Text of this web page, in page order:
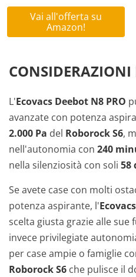
Vai all'offerta su
Amazon!
L'Ecovacs Deebot N8 PRO
avanzate con potenza
2.000 Pa del Roborock S6,
nell'autonomia con 240
nella silenziosità con soli 58
Se avete case con molti
potenza aspirante, l'
scelta giusta grazie alle sue
invece privilegiate
per case ampie o famiglie
Roborock S6 che pulisce il